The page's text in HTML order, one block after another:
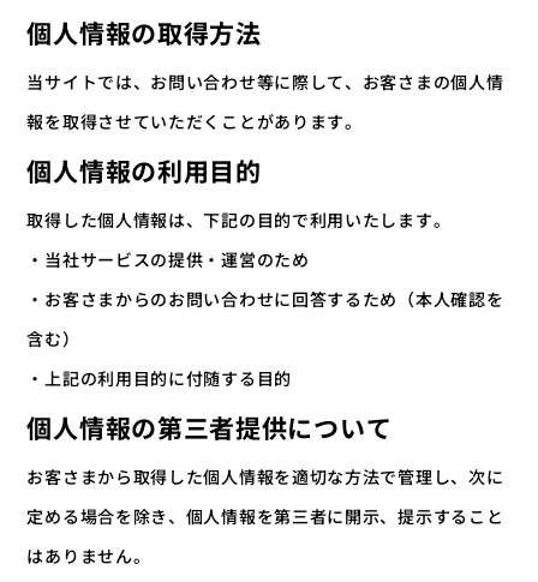
個人情報の取得方法
当サイトでは、お問い合わせ等に際して、お客さまの個人情
報を取得させていただくことがあります。
個人情報の利用目的
取得した個人情報は、下記の目的で利用いたします。
・当社サービスの提供・運営のため
・お客さまからのお問い合わせに回答するため（本人確認を
含む）
・上記の利用目的に付随する目的
個人情報の第三者提供について
お客さまから取得した個人情報を適切な方法で管理し、次に
定める場合を除き、個人情報を第三者に開示、提示すること
はありません。